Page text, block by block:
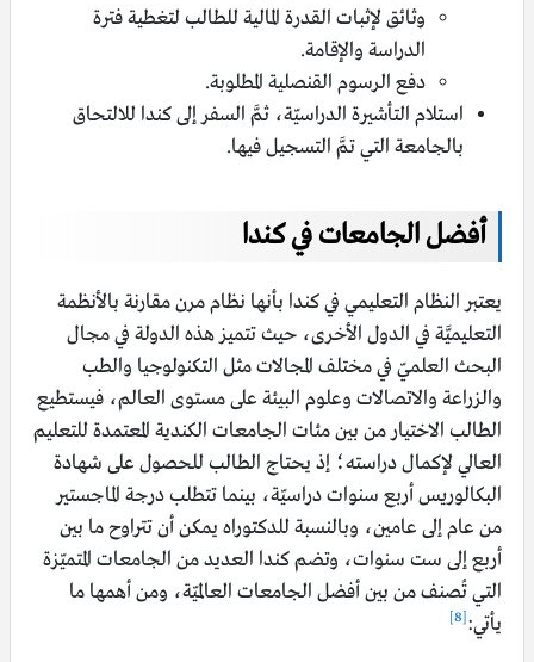
وثائق لإثبات القدرة المالية للطالب لتغطية فترة
الدراسة والإقامة.
دفع الرسوم القنصلية المطلوبة.
استلام التأشيرة الدراسيّة، ثمَّ السفر إلى كندا للالتحاق
بالجامعة التي تمَّ التسجيل فيها.
أفضل الجامعات في كندا
يعتبر النظام التعليمي في كندا بأنها نظام مرن مقارنة بالأنظمة
التعليميَّة في الدول الأخرى، حيث تتميز هذه الدولة في مجال
البحث العلميّ في مختلف المجالات مثل التكنولوجيا والطب
والزراعة والاتصالات وعلوم البيئة على مستوى العالم، فيستطيع
الطالب الاختيار من بين مئات الجامعات الكندية المعتمدة للتعليم
العالي لإكمال دراسته؛ إذ يحتاج الطالب للحصول على شهادة
البكالوريس أربع سنوات دراسيّة، بينما تتطلب درجة الماجستير
من عام إلى عامين، وبالنسبة للدكتوراه يمكن أن تتراوح ما بين
أربع إلى ست سنوات، وتضم كندا العديد من الجامعات المتميّزة
التي تُصنف من بين أفضل الجامعات العالميّة، ومن أهمها ما
يأتي:[8]